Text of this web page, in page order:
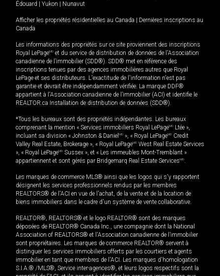
Édouard
Yukon Nunavut
Afficher les propriétés résidentielles au Canada
Dernières inscriptions au
Canada
Les informations des propriétés sur ce site proviennent des inscriptions
Royal LePageMD et du service de distribution de données de l'Association
canadienne de l’immobilier (SDD®). SDD® met en référence des
inscriptions tenues par des agences immobilières autres que Royal
LePage et ses distributeurs. L'exactitude de l'information n'est pas
garantie et devrait être indépendamment vérifiée. La marque DDF®
appartient à l'Association canadienne de l’immobilier (ACI) et identifie le
REALTOR.ca Installation de distribution de données (SDD®).
*Tous les bureaux sont des propriétés indépendantes. Les bureaux
comprenant la mention « Services immobiliers Royal LePageMD Ltée »,
incluant sa division « Johnston & Daniel MD », « Royal LePageMD Credit
Valley Real Estate, Brokerage », « Royal LePageMD West Real Estate Services
», « Royal LePageMD Sussex », et « Les immeubles Mont-Tremblant »
appartiennent et sont gérés par Bridgemarq Real Estate ServicesMD.
Les marques de commerce MLS® ainsi que les logos qui s'y rapportent
désignent les services professionnels rendus par les membres
REALTORS® de l'ACI en vue de l'achat, de la vente et de la location de
biens immobiliers dans le cadre d'un système de vente collaborative.
REALTOR®, REALTORS® et le logo REALTOR® sont des marques
déposées de REALTOR® Canada Inc., une compagnie dont la National
Association of REALTORS® et l'Association canadienne de l’immobilier
sont propriétaires. Les marques de commerce REALTOR® servent à
distinguer les services immobiliers offerts par les courtiers et agents
immobilier en tant que membres de l'ACI. Les marques d'homologation
S.I.A.® /MLS®, Service inter-agences®, et leurs logos respectifs sont la